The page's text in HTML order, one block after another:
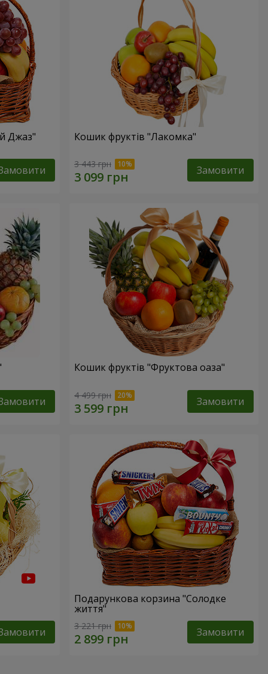
Джаз" Кошик фруктів "Лакомка"
3 443 грн Замовити
Кошик фруктів "Фруктова оаза"
4 499 грн Замовити
Подарункова корзина "Солодке
життя"
3 221 грн Замовити